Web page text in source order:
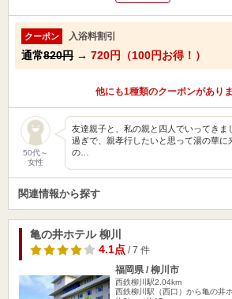
クーポン 入浴料割引
通常820円 → 720円（100円お得！）
他にも1種類のクーポンがあり
50代～
女性
友達親子と、私の親と四人でいってきま
過ぎで、親孝行したいと思って湯の華に
の…
関連情報から探す
亀の井ホテル 柳川
4.1点/ 7 件
福岡県 / 柳川市
西鉄柳川駅2.04km
西鉄柳川駅（西口）から亀の井